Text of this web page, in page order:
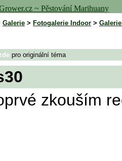
Galerie > Fotogalerie Indoor >
pro originální téma
zkouším